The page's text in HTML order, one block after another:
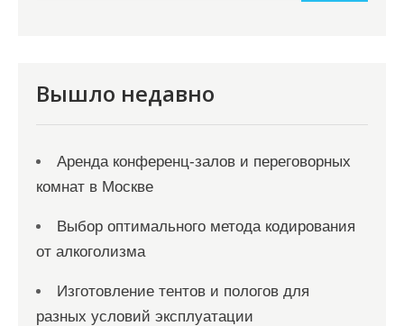
Вышло недавно
Аренда конференц-залов и переговорных
комнат в Москве
Выбор оптимального метода кодирования
от алкоголизма
Изготовление тентов и пологов для
разных условий эксплуатации